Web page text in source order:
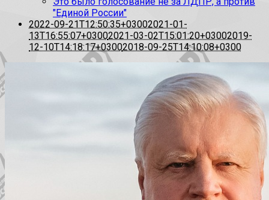
"Единой России"
2022-09-21T12:50:35+03002021-01-
13T16:55:07+03002021-03-02T15:01:20+03002019-
12-10T14:18:17+03002018-09-25T14:10:08+0300